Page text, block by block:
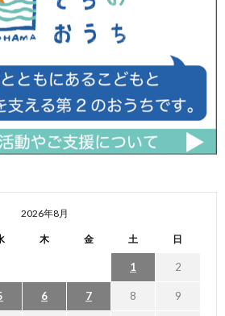
2026年8月
木 金 土 日
1 2
6 7 8 9